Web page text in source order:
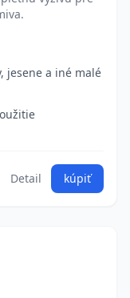
jesene a iné malé
Detail kúpiť